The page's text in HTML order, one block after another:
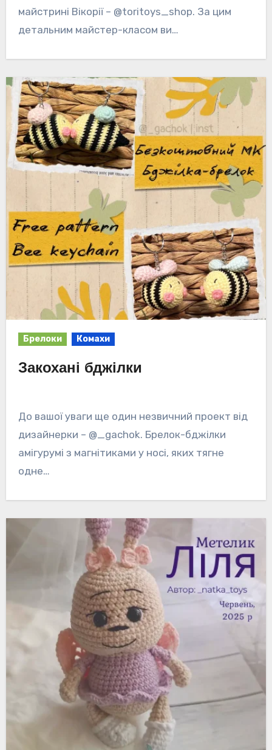
майстрині Вікорії – @toritoys_shop. За цим
детальним майстер-класом ви…
Брелоки Комахи
Закохані бджілки
До вашої уваги ще один незвичний проект від
дизайнерки – @_gachok. Брелок-бджілки
амігурумі з магнітиками у носі, яких тягне
одне…